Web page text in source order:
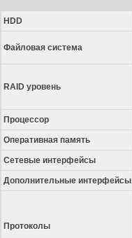
HDD
Файловая система
RAID уровень
Процессор
Оперативная память
Сетевые интерфейсы
Дополнительные интерфейсы
Протоколы